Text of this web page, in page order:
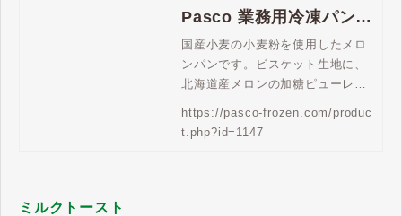
Pasco 業務用冷凍パン生
地通販 | Pasco 業務用冷
凍パン生地通販
国産小麦の小麦粉を使用したメロ
ンパンです。ビスケット生地に、
北海道産メロンの加糖ピューレを
https://pasco-frozen.com/produc
t.php?id=1147
ミルクトースト